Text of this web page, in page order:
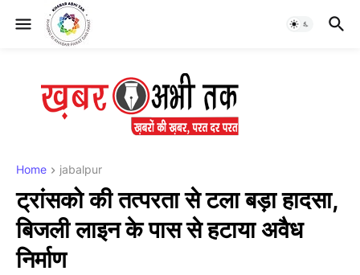
Home jabalpur
ट्रांसको की तत्परता से टला बड़ा हादसा,
बिजली लाइन के पास से हटाया अवैध
निर्माण